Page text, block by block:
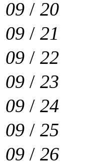
09 / 20
09 / 21
09 / 22
09 / 23
09 / 24
09 / 25
09 / 26